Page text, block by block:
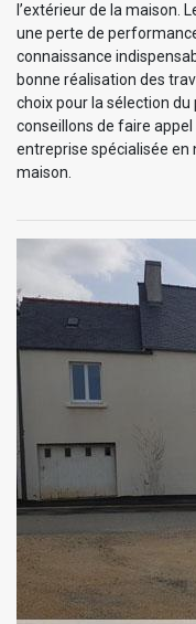
l’extérieur de la maison.
une perte de
connaissance
bonne réalisation des
choix pour la sélection
conseillons de faire
entreprise spécialisée
maison.